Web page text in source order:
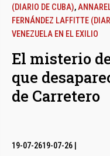
(DIARIO DE CUBA),
FERNÁNDEZ LAFFITTE
VENEZUELA EN EL EXILIO
El misterio
que
de Carretero
19-07-2619-07-26